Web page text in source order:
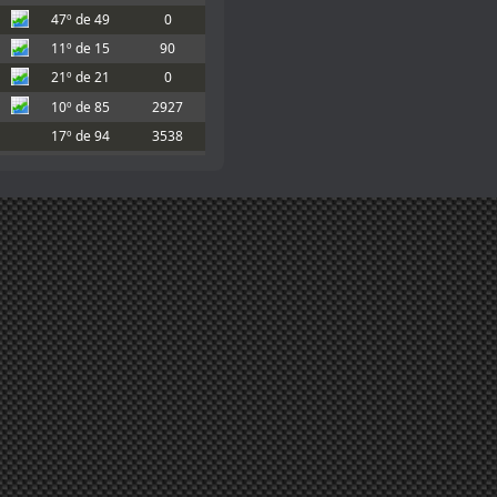
para tu hijo, Marcos
desinscribirme, si lo podéis hacer os
sea leve
en el hospital con mi hijo. Parece
también.
partido
con la FiFA e incluso Donald
del partido, pero no quieren
día de la carrera por el partido?
and Eakew for the podium!
47º de 49
0
11º de 15
90
21º de 21
0
10º de 85
2927
17º de 94
3538
30º de 70
590.5
33º de 36
0
32º de 50
154
13º de 39
478.33
32º de 94
2235
25º de 132
3631.5
105º de 122
0
46º de 53
0
19º de 46
607
9º de 28
611
1º de 46
619.5